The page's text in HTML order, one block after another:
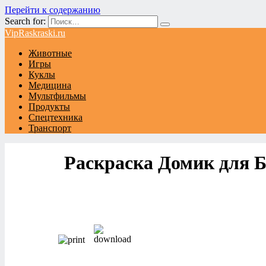
Перейти к содержанию
Search for:
VipRaskraski.ru
Животные
Игры
Куклы
Медицина
Мультфильмы
Продукты
Спецтехника
Транспорт
Раскраска Домик для